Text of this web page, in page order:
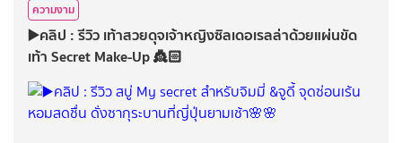
ความงาม
▶️คลิป : รีวิว เท้าสวยดุจเจ้าหญิงซิลเดอเรลล่าด้วยแผ่นขัด
เท้า Secret Make-Up 👸🏻